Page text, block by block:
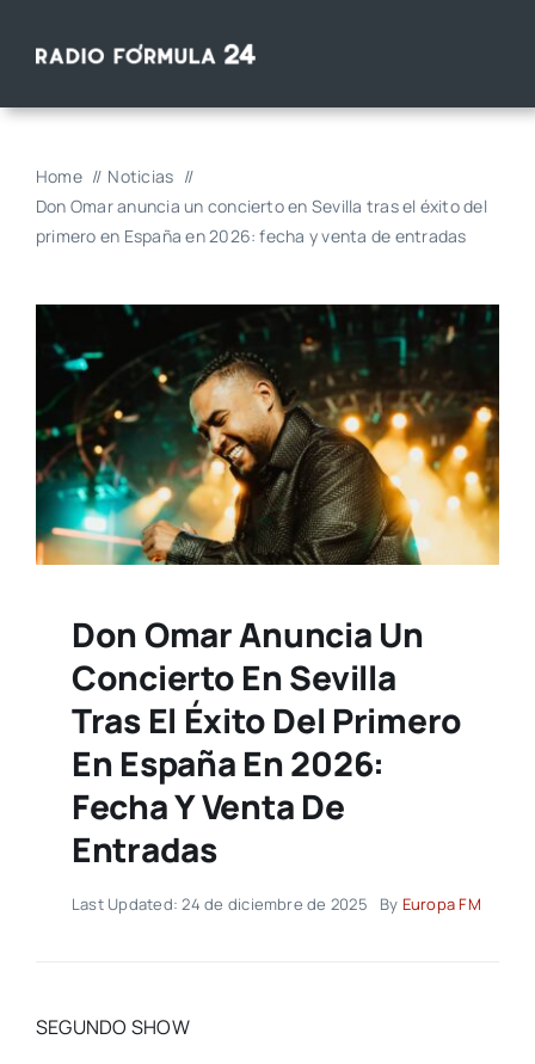
Home
Noticias
Don Omar anuncia un concierto en Sevilla tras el éxito del
primero en España en 2026: fecha y venta de entradas
Don Omar Anuncia Un
Concierto En Sevilla
Tras El Éxito Del Primero
En España En 2026:
Fecha Y Venta De
Entradas
Last Updated: 24 de diciembre de 2025 By Europa FM
SEGUNDO SHOW